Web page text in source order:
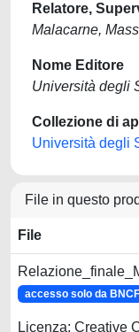
Relatore,
Malacarne,
Nome Editore
Università degli
Collezione di
Università degli
File in questo
File
accesso solo da
Licenza: Creative